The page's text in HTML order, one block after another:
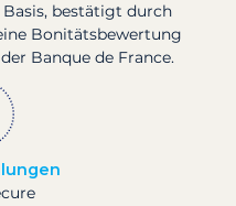
Basis, bestätigt durch
Bonitätsbewertung
der Banque de France.